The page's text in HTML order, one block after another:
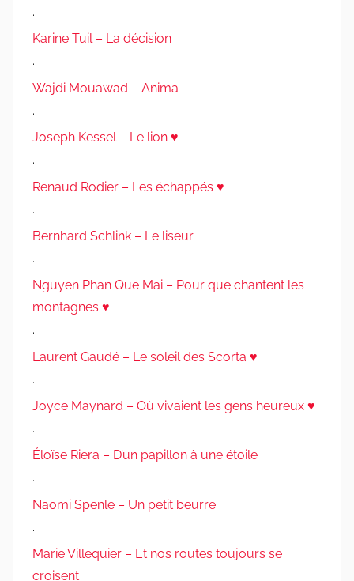
.
Karine Tuil – La décision
.
Wajdi Mouawad – Anima
.
Joseph Kessel – Le lion ♥
.
Renaud Rodier – Les échappés ♥
.
Bernhard Schlink – Le liseur
.
Nguyen Phan Que Mai – Pour que chantent les
montagnes ♥
.
Laurent Gaudé – Le soleil des Scorta ♥
.
Joyce Maynard – Où vivaient les gens heureux ♥
.
Éloïse Riera – D’un papillon à une étoile
.
Naomi Spenle – Un petit beurre
.
Marie Villequier – Et nos routes toujours se
croisent